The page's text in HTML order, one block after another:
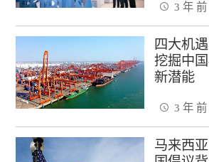
3 年 前
四大机
挖掘中
新潜能
3 年 前
马来西